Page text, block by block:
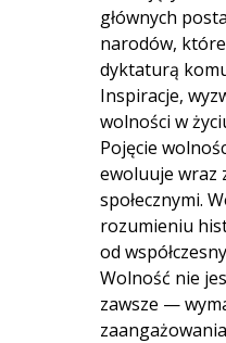
głównych
narodów, które
dyktaturą
Inspiracje,
wolności w
Pojęcie
ewoluuje wraz
społecznymi.
rozumieniu
od
Wolność nie
zawsze —